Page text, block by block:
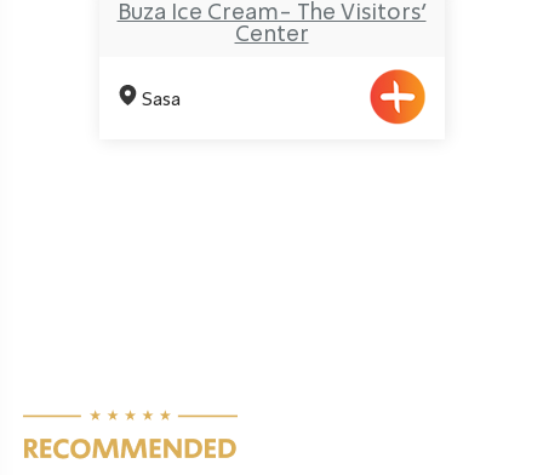
Buza Ice Cream- The Visitors’
Center
Sasa